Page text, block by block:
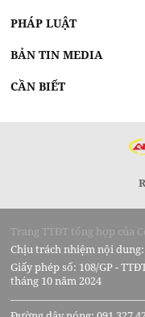
PHÁP LUẬT
BẢN TIN MEDIA
CẦN BIẾT
Trang TTĐT tổng hợp của
Chịu trách nhiệm nội
Giấy phép số: 108/GP -
tháng 10 năm 2024